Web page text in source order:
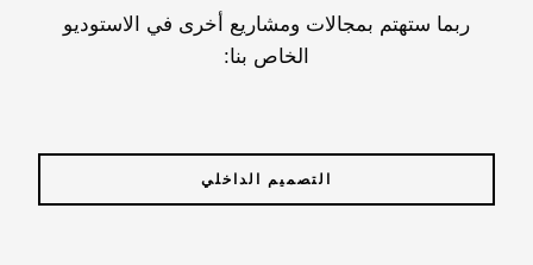
ربما ستهتم بمجالات ومشاريع أخرى في الاستوديو
الخاص بنا:
التصميم الداخلي